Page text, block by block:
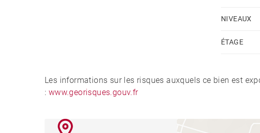
NIVEAUX
ÉTAGE
Les informations sur les risques auxquels ce bien est
: www.georisques.gouv.fr